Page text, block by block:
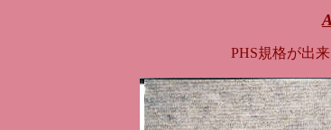
PHS規格が出